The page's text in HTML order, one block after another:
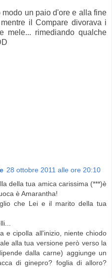
un paio d'ore e alla fine
il Compare divorava i
mele... rimediando qualche
28 ottobre 2011 alle ore 20:10
della tua amica carissima (***)è
è Amarantha!
che Lei e il marito della tua
e cipolla all'inizio, niente chiodo
alla tua versione però verso la
dalla carne) aggiunge un
di ginepro? foglia di alloro?